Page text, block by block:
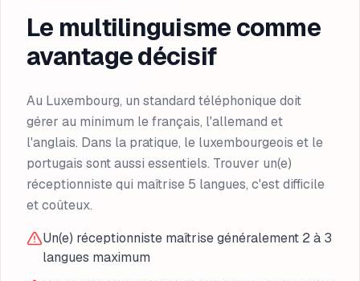
Le multilinguisme comme
avantage décisif
Au Luxembourg, un standard téléphonique doit
gérer au minimum le français, l'allemand et
l'anglais. Dans la pratique, le luxembourgeois et le
portugais sont aussi essentiels. Trouver un(e)
réceptionniste qui maîtrise 5 langues, c'est difficile
et coûteux.
Un(e) réceptionniste maîtrise généralement 2 à 3
langues maximum